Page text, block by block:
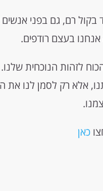
בקול רם, גם בפני
אנחנו בעצם רודפים.
לזהות הנוכחית
אלא רק לסמן לנו
כאן